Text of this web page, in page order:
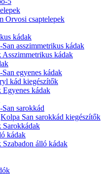
Orvosi csaptelepek
kádak
asszimmetrikus kádak
Asszimmetrikus kádak
egyenes kádak
kád kiegészítők
Egyenes kádak
sarokkád
Kolpa San sarokkád kiegészítők
Sarokkádak
kádak
Szabadon álló kádak